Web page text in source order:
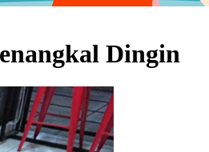
Dingin